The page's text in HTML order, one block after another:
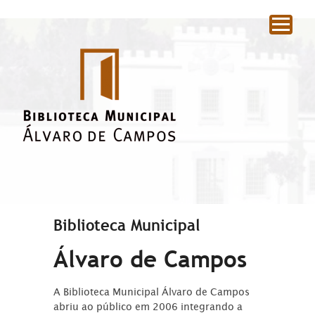
Biblioteca Municipal
Álvaro de Campos
A Biblioteca Municipal Álvaro de Campos
abriu ao público em 2006 integrando a